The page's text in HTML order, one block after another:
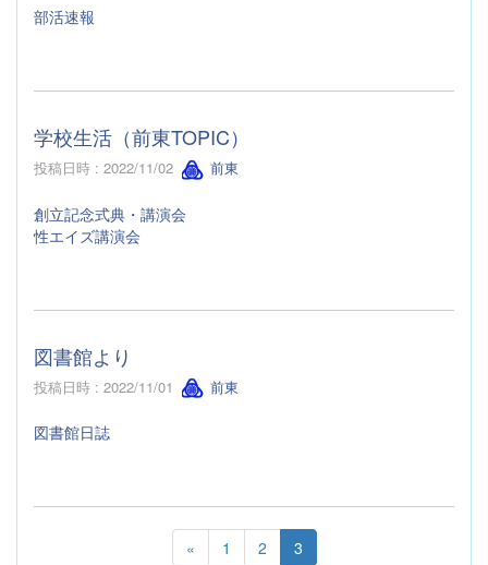
部活速報
学校生活（前東TOPIC）
投稿日時 : 2022/11/02 前東
創立記念式典・講演会
性エイズ講演会
図書館より
投稿日時 : 2022/11/01 前東
図書館日誌
« 1 2 3